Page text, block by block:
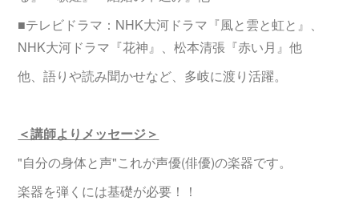
■テレビドラマ：NHK大河ドラマ『風と雲と虹と』、
NHK大河ドラマ『花神』、松本清張『赤い月』他
他、語りや読み聞かせなど、多岐に渡り活躍。
＜講師よりメッセージ＞
"自分の身体と声"これが声優(俳優)の楽器です。
楽器を弾くには基礎が必要！！